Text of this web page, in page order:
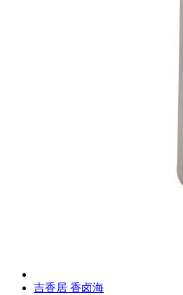
吉香居 香卤海